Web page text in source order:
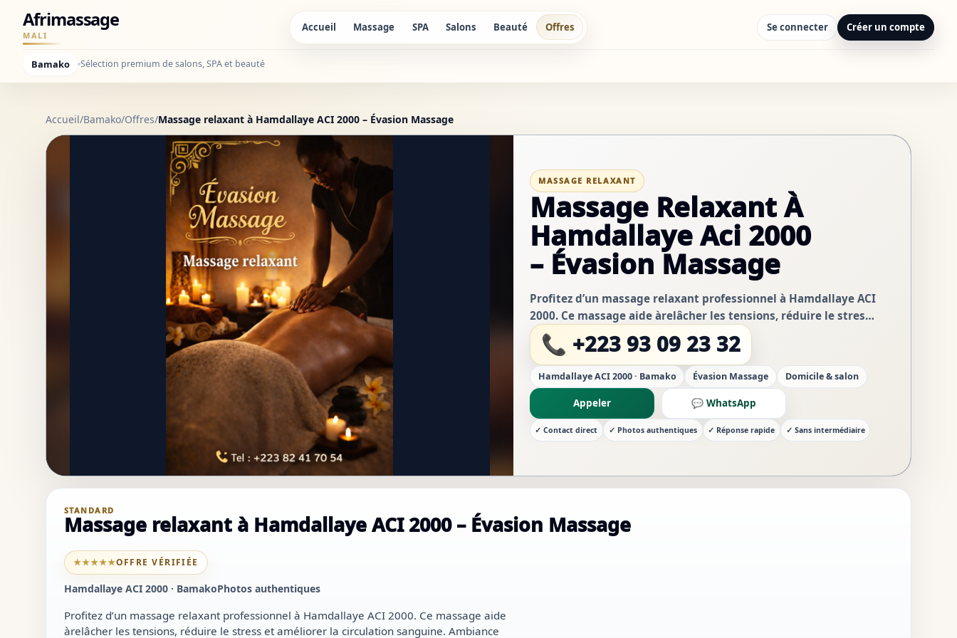
Afrimassage
MALI
Accueil Massage SPA Salons Beauté Offres Se connecter Créer un compte
Bamako Sélection premium de salons, SPA et beauté
Accueil/Bamako/Offres/Massage relaxant à Hamdallaye ACI 2000 – Évasion Massage
MASSAGE RELAXANT
Massage Relaxant À
Hamdallaye Aci 2000
– Évasion Massage
Profitez d’un massage relaxant professionnel à Hamdallaye ACI
2000. Ce massage aide àrelâcher les tensions, réduire le stress
et améliorer la circulation sanguine. Ambiance apaisan...
📞 +223 93 09 23 32
Hamdallaye ACI 2000 · Bamako Évasion Massage Domicile & salon
Appeler 💬 WhatsApp
✓ Contact direct ✓ Photos authentiques ✓ Réponse rapide ✓ Sans intermédiaire
STANDARD
Massage relaxant à Hamdallaye ACI 2000 – Évasion Massage
★★★★★OFFRE VÉRIFIÉE
Hamdallaye ACI 2000 · BamakoPhotos authentiques
Profitez d’un massage relaxant professionnel à Hamdallaye ACI 2000. Ce massage aide
àrelâcher les tensions, réduire le stress et améliorer la circulation sanguine. Ambiance